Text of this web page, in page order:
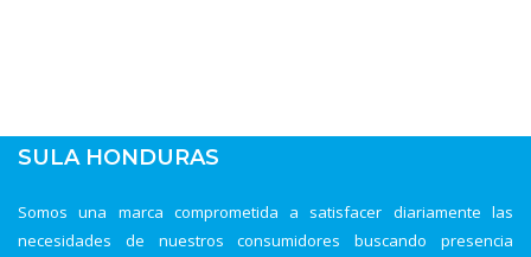
SULA HONDURAS
Somos una marca comprometida a satisfacer diariamente las
necesidades de nuestros consumidores buscando presencia